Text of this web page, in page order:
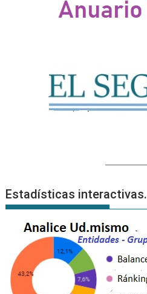
Estadísticas interactivas.